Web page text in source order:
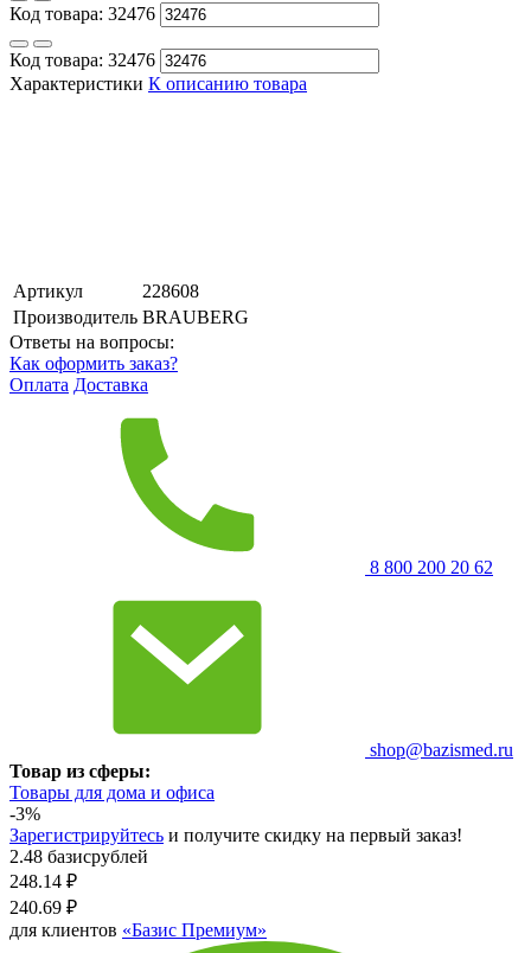
Код товара: 32476
Код товара: 32476
Характеристики К описанию товара
Артикул
228608
Производитель BRAUBERG
Ответы на вопросы:
Как оформить заказ?
Оплата Доставка
8 800 200 20 62
shop@bazismed.ru
Товар из сферы:
Товары для дома и офиса
-3%
Зарегистрируйтесь и получите скидку на первый заказ!
2.48 базисрублей
248.14 ₽
240.69 ₽
для клиентов «Базис Премиум»